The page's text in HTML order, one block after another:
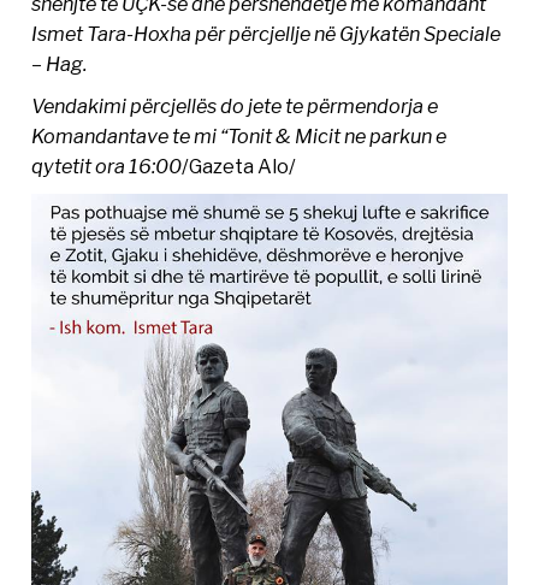
Ismet Tara-Hoxha për përcjellje në Gjykatën Speciale
– Hag.
Vendakimi përcjellës do jete te përmendorja e
Komandantave te mi “Tonit & Micit ne parkun e
qytetit ora 16:00/Gazeta Alo/